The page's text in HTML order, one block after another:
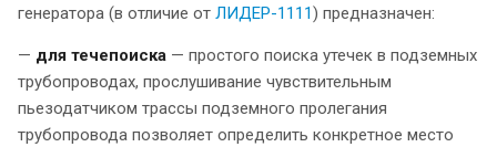
генератора (в отличие от ЛИДЕР-1111) предназначен:
— для течепоиска — простого поиска утечек в подземных
трубопроводах, прослушивание чувствительным
пьезодатчиком трассы подземного пролегания
трубопровода позволяет определить конкретное место